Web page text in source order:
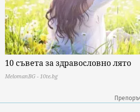
10 съвета за здравословно лято
MelomanBG - 10te.bg